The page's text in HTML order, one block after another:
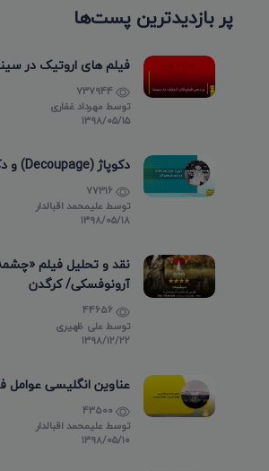
پر بازدیدترین پست‌ها
فیلم های اروتیک در
توسط مهرداد غفاری
۱۳۹۸/۰۵/۱۵
دکوپاژ (Decoupage) و دکوپاژ نویسی فیلم
توسطعلیمحمد اقبالدار
۱۳۹۸/۰۵/۱۸
آرونوفسکی/ کرگدن
توسطعلی ظهیری
۱۳۹۸/۱۲/۲۲
عناوین انگلیسی عوامل
توسطعلیمحمد اقبالدار
۱۳۹۸/۰۵/۱۰